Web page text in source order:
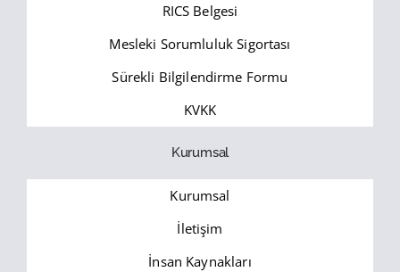
RICS Belgesi
Mesleki Sorumluluk Sigortası
Sürekli Bilgilendirme Formu
KVKK
Kurumsal
Kurumsal
İletişim
İnsan Kaynakları